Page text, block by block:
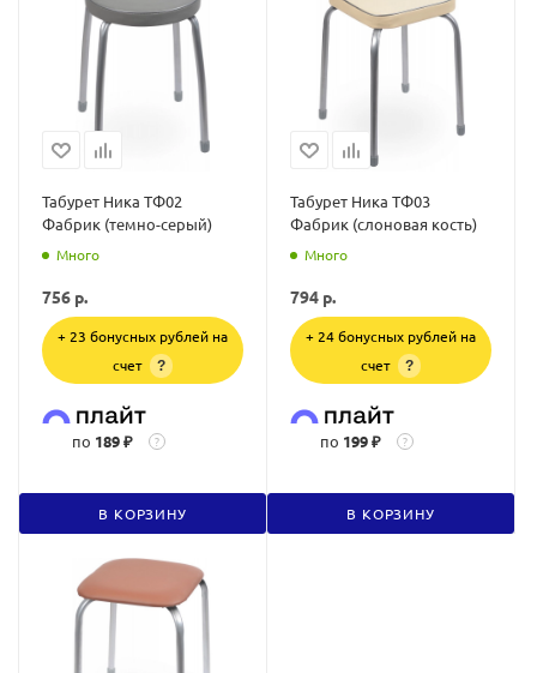
Табурет Ника ТФ02
Фабрик (темно-серый)
Много
756 р.
+ 23 бонусных рублей на
счет
?
по 189 ₽ ?
В КОРЗИНУ
Табурет Ника ТФ03
Фабрик (слоновая кость)
Много
794 р.
+ 24 бонусных рублей на
счет
?
по 199 ₽ ?
В КОРЗИНУ